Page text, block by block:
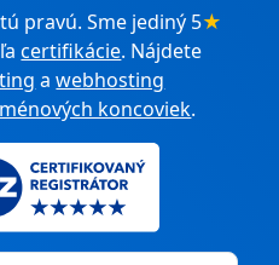
pravú. Sme jediný 5★
certifikácie. Nájdete
awebhosting
koncoviek.